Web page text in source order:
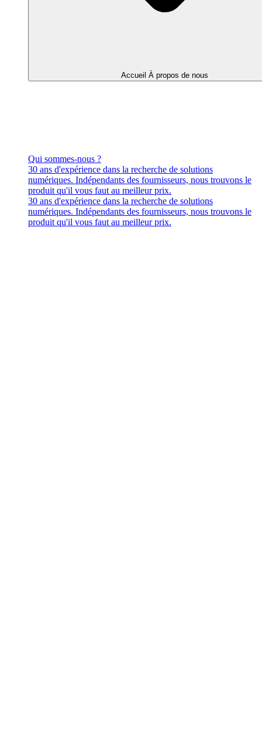
Accueil À propos de nous
Qui sommes-nous ?
30 ans d'expérience dans la recherche de solutions
numériques. Indépendants des fournisseurs, nous trouvons le
produit qu'il vous faut au meilleur prix.
30 ans d'expérience dans la recherche de solutions
numériques. Indépendants des fournisseurs, nous trouvons le
produit qu'il vous faut au meilleur prix.